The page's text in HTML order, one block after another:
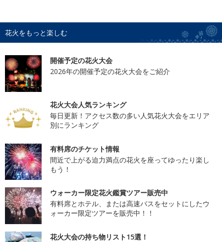
花火をもっと楽しむ
開催予定の花火大会
2026年の開催予定の花火大会をご紹介
花火大会人気ランキング
毎日更新！アクセス数の多い人気花火大会をエリア
別にランキング
有料席のチケット情報
間近で上がる迫力満点の花火を座ってゆったり楽し
もう！
ウォーカー限定花火鑑賞ツアー販売中
有料席とホテル、または高速バスをセットにしたウ
ォーカー限定ツアーを販売中！！
花火大会の持ち物リスト15選！